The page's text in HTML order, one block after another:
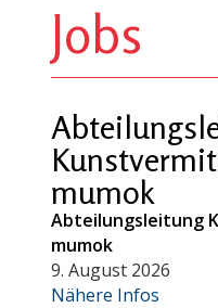
Jobs
mumok
Abteilungsleitung
mumok
9. August 2026
Nähere Infos